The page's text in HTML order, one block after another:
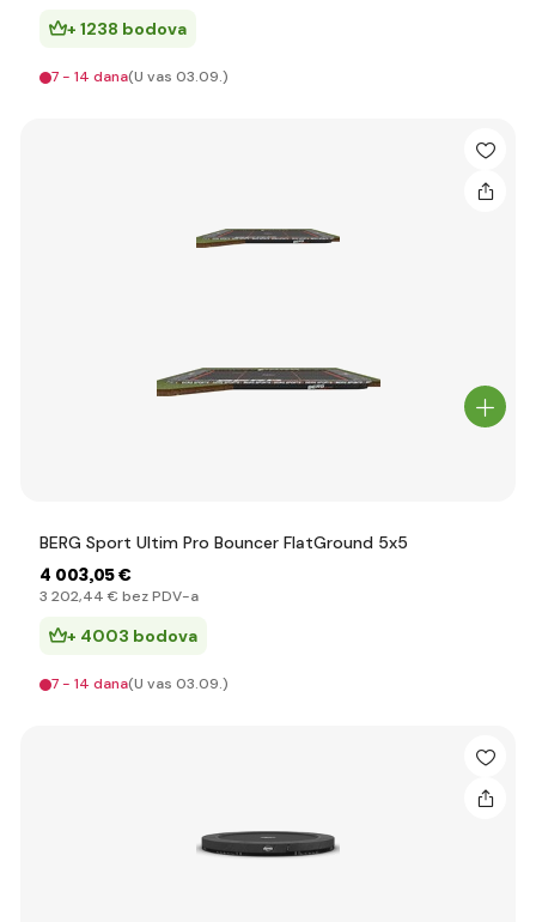
+ 1238 bodova
7 - 14 dana(U vas 03.09.)
BERG Sport Ultim Pro Bouncer FlatGround 5x5
4 003,05 €
3 202,44 € bez PDV-a
+ 4003 bodova
7 - 14 dana(U vas 03.09.)